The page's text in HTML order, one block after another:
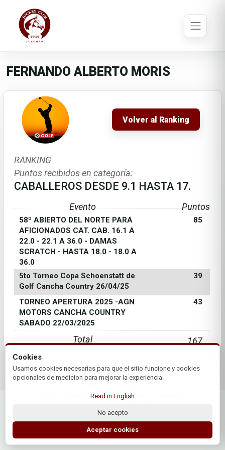
FERNANDO ALBERTO MORIS
Volver al Ranking
RANKING
Puntos recibidos en categoría:
CABALLEROS DESDE 9.1 HASTA 17.
Evento Puntos
58º ABIERTO DEL NORTE PARA
AFICIONADOS CAT. CAB. 16.1 A
22.0 - 22.1 A 36.0 - DAMAS
SCRATCH - HASTA 18.0 - 18.0 A
36.0
85
5to Torneo Copa Schoenstatt de
Golf Cancha Country 26/04/25
39
TORNEO APERTURA 2025 -AGN
MOTORS CANCHA COUNTRY
SABADO 22/03/2025
43
Total 167
© 2026 Jockey Club de Tucuman | by Plus+Golf
Cookies
Usamos cookies necesarias para que el sitio funcione y cookies
opcionales de medicion para mejorar la experiencia.
Read in English
No acepto
Aceptar cookies